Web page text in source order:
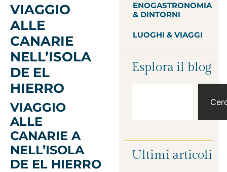
VIAGGIO
ALLE
CANARIE
NELL’ISOLA
DE EL
HIERRO
VIAGGIO
ALLE
CANARIE A
NELL’ISOLA
DE EL HIERRO
ENOGASTRONOMIA
& DINTORNI
LUOGHI & VIAGGI
Esplora il blog
Ultimi articoli